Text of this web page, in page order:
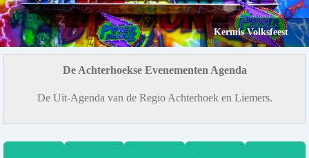
Kermis Volksfeest
De Achterhoekse Evenementen Agenda
De Uit-Agenda van de Regio Achterhoek en Liemers.